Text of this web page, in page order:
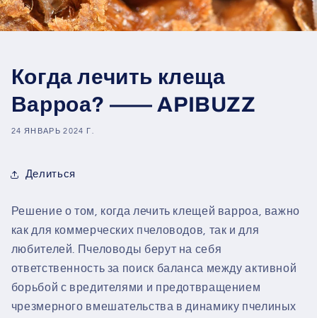
Когда лечить клеща
Варроа? —— APIBUZZ
24 ЯНВАРЬ 2024 Г.
Делиться
Решение о том, когда лечить клещей варроа, важно
как для коммерческих пчеловодов, так и для
любителей. Пчеловоды берут на себя
ответственность за поиск баланса между активной
борьбой с вредителями и предотвращением
чрезмерного вмешательства в динамику пчелиных